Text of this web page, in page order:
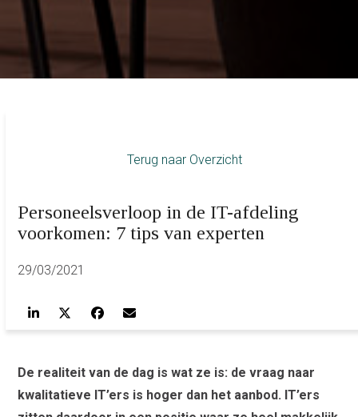
Terug naar Overzicht
Personeelsverloop in de IT-afdeling
voorkomen: 7 tips van experten
29/03/2021
De realiteit van de dag is wat ze is: de vraag naar
kwalitatieve IT’ers is hoger dan het aanbod. IT’ers